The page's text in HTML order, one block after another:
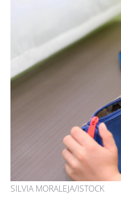
SILVIA MORALEJA/ISTOCK